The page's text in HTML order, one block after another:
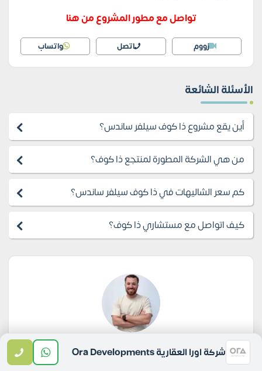
تواصل مع مطور المشروع من هنا
زووم اتصل واتساب
الأسئلة الشائعة
أين يقع مشروع ذا كوف سيلفر ساندس؟
من هي الشركة المطورة لمنتجع ذا كوف؟
كم سعر الشاليهات في ذا كوف سيلفر ساندس؟
كيف اتواصل مع مستشاري ذا كوف؟
Mostafa Farahatشركة اورا العقارية Ora Developments